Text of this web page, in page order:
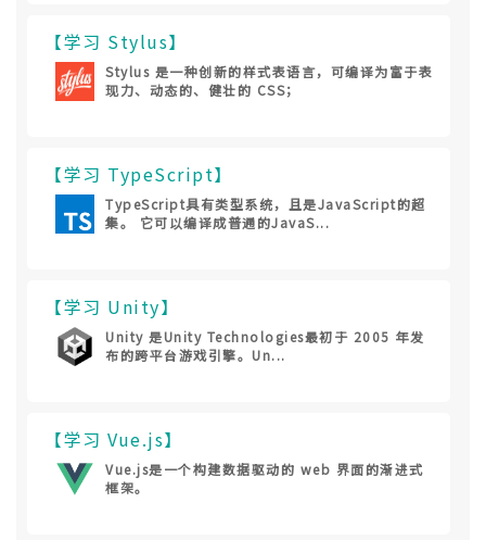
【学习 Stylus】
Stylus 是一种创新的样式表语言，可编译为富于表
现力、动态的、健壮的 CSS；
【学习 TypeScript】
TypeScript具有类型系统，且是JavaScript的超
集。 它可以编译成普通的JavaS...
【学习 Unity】
Unity 是Unity Technologies最初于 2005 年发
布的跨平台游戏引擎。Un...
【学习 Vue.js】
Vue.js是一个构建数据驱动的 web 界面的渐进式
框架。